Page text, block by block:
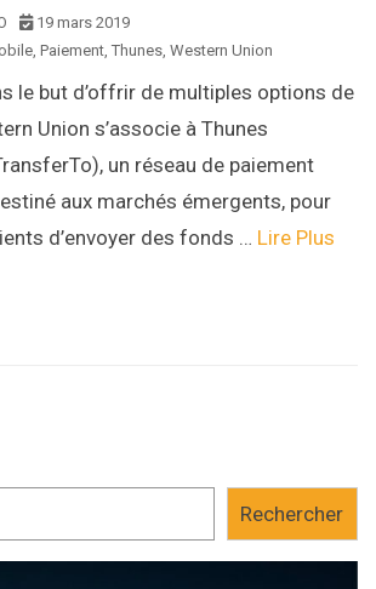
19 mars 2019
Paiement Thunes Western Union
le but d’offrir de multiples options de
Union s’associe à Thunes
un réseau de paiement
aux marchés émergents, pour
d’envoyer des fonds … Lire Plus
Rechercher